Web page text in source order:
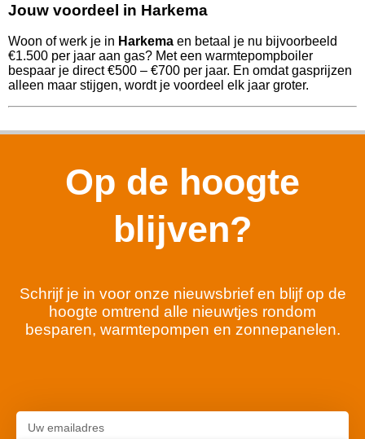
Jouw voordeel in Harkema
Woon of werk je in Harkema en betaal je nu bijvoorbeeld
€1.500 per jaar aan gas? Met een warmtepompboiler
bespaar je direct €500 – €700 per jaar. En omdat gasprijzen
alleen maar stijgen, wordt je voordeel elk jaar groter.
Op de hoogte
blijven?
Schrijf je in voor onze nieuwsbrief en blijf op de
hoogte omtrend alle nieuwtjes rondom
besparen, warmtepompen en zonnepanelen.